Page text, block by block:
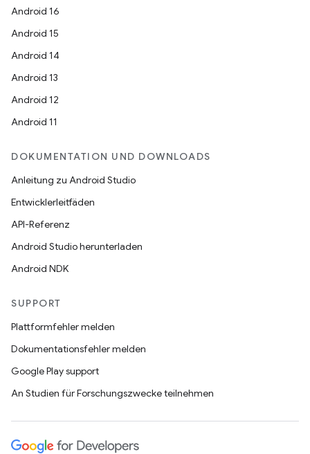
Android 16
Android 15
Android 14
Android 13
Android 12
Android 11
DOKUMENTATION UND DOWNLOADS
Anleitung zu Android Studio
Entwicklerleitfäden
API-Referenz
Android Studio herunterladen
Android NDK
SUPPORT
Plattformfehler melden
Dokumentationsfehler melden
Google Play support
An Studien für Forschungszwecke teilnehmen